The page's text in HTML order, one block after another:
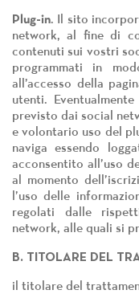
Plug-in. Il sito
network, al fine di
contenuti sui vostri
programmati in
all’accesso della
utenti.
previsto dai social
e volontario uso del
naviga essendo
acconsentito all’uso
al momento
l’uso delle
regolati dalle
network, alle quali si
B. TITOLARE DEL
il titolare del